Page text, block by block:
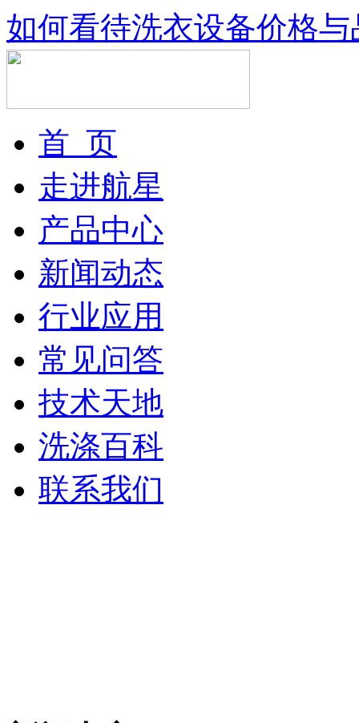
如何看待洗衣设备价格
首 页
走进航星
产品中心
新闻动态
行业应用
常见问答
技术天地
洗涤百科
联系我们